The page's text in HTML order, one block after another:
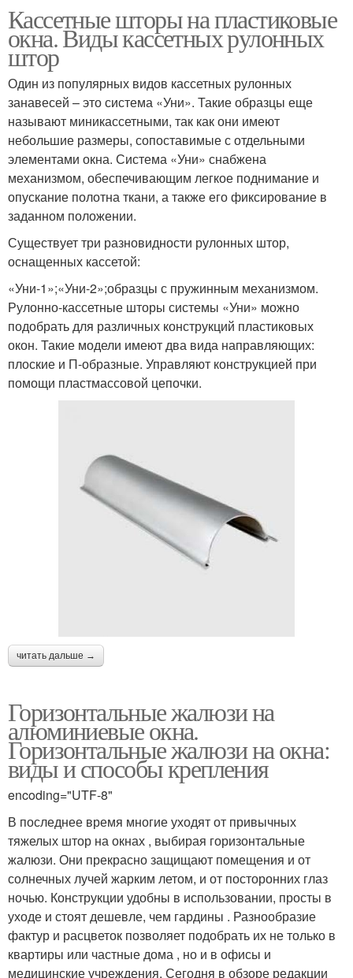
Кассетные шторы на пластиковые
окна. Виды кассетных рулонных
штор
Один из популярных видов кассетных рулонных
занавесей – это система «Уни». Такие образцы еще
называют миникассетными, так как они имеют
небольшие размеры, сопоставимые с отдельными
элементами окна. Система «Уни» снабжена
механизмом, обеспечивающим легкое поднимание и
опускание полотна ткани, а также его фиксирование в
заданном положении.
Существует три разновидности рулонных штор,
оснащенных кассетой:
«Уни-1»;«Уни-2»;образцы с пружинным механизмом.
Рулонно-кассетные шторы системы «Уни» можно
подобрать для различных конструкций пластиковых
окон. Такие модели имеют два вида направляющих:
плоские и П-образные. Управляют конструкцией при
помощи пластмассовой цепочки.
читать дальше →
Горизонтальные жалюзи на
алюминиевые окна.
Горизонтальные жалюзи на окна:
виды и способы крепления
encoding="UTF-8"
В последнее время многие уходят от привычных
тяжелых штор на окнах , выбирая горизонтальные
жалюзи. Они прекрасно защищают помещения и от
солнечных лучей жарким летом, и от посторонних глаз
ночью. Конструкции удобны в использовании, просты в
уходе и стоят дешевле, чем гардины . Разнообразие
фактур и расцветок позволяет подобрать их не только в
квартиры или частные дома , но и в офисы и
медицинские учреждения. Сегодня в обзоре редакции